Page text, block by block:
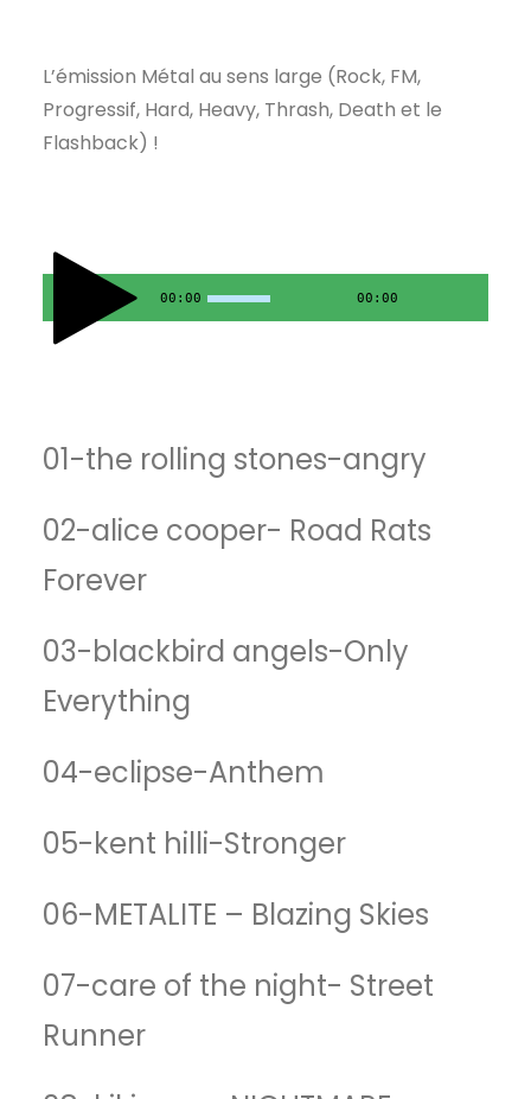
L’émission Métal au sens large (Rock, FM,
Progressif, Hard, Heavy, Thrash, Death et le
Flashback) !
00:00 00:00
01-the rolling stones-angry
02-alice cooper- Road Rats
Forever
03-blackbird angels-Only
Everything
04-eclipse-Anthem
05-kent hilli-Stronger
06-METALITE – Blazing Skies
07-care of the night- Street
Runner